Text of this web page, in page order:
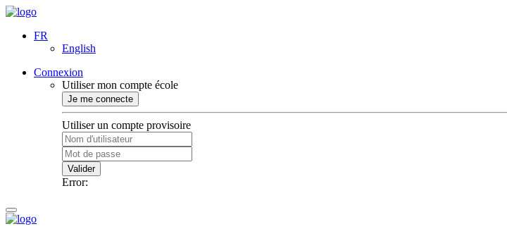
FR
English
Connexion
Utiliser mon compte école
Je me connecte
Utiliser un compte provisoire
Valider
Error: